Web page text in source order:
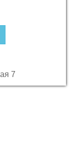
7